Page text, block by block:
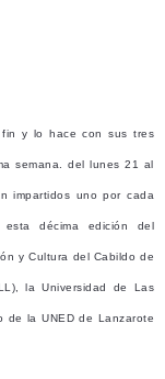
y lo hace con sus tres
semana. del lunes 21 al
impartidos uno por cada
décima edición del
y Cultura del Cabildo de
la Universidad de Las
de la UNED de Lanzarote